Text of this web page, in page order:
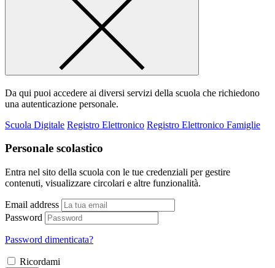
Da qui puoi accedere ai diversi servizi della scuola che richiedono
una autenticazione personale.
Scuola Digitale Registro Elettronico Registro Elettronico Famiglie
Personale scolastico
Entra nel sito della scuola con le tue credenziali per gestire
contenuti, visualizzare circolari e altre funzionalità.
Email address
Password
Password dimenticata?
Ricordami